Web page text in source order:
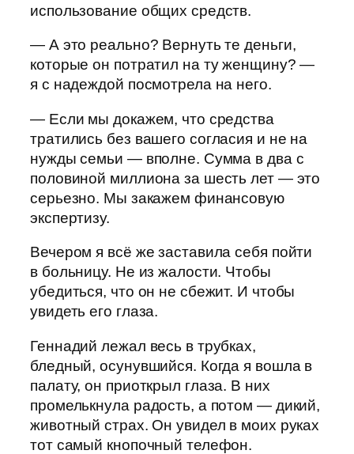
использование общих средств.
— А это реально? Вернуть те деньги,
которые он потратил на ту женщину? —
я с надеждой посмотрела на него.
— Если мы докажем, что средства
тратились без вашего согласия и не на
нужды семьи — вполне. Сумма в два с
половиной миллиона за шесть лет — это
серьезно. Мы закажем финансовую
экспертизу.
Вечером я всё же заставила себя пойти
в больницу. Не из жалости. Чтобы
убедиться, что он не сбежит. И чтобы
увидеть его глаза.
Геннадий лежал весь в трубках,
бледный, осунувшийся. Когда я вошла в
палату, он приоткрыл глаза. В них
промелькнула радость, а потом — дикий,
животный страх. Он увидел в моих руках
тот самый кнопочный телефон.